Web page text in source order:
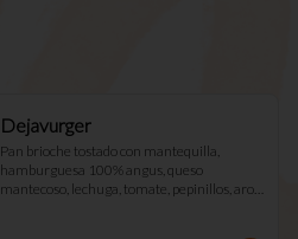
Dejavurger
Pan brioche tostado con mantequilla,
hamburguesa 100% angus, queso
mantecoso, lechuga, tomate, pepinillos, aros